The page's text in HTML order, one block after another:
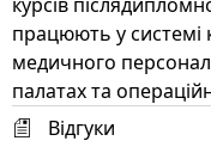
працюють у системі
медичного
палатах та
Відгуки